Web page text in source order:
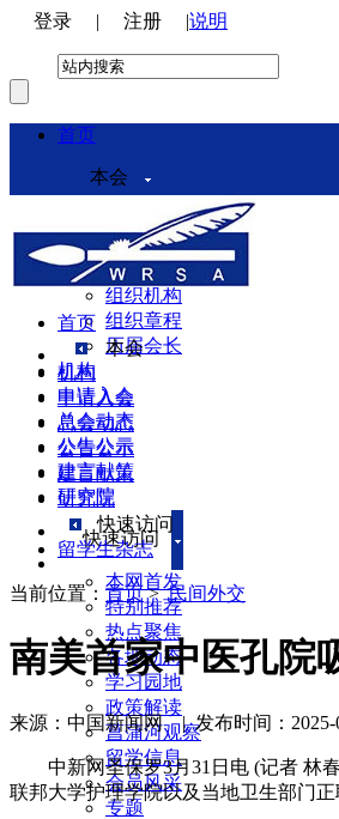
登录 | 注册 |说明
首页
本会
本会介绍
领导机构
理事会
组织机构
组织章程
历届会长
机构
申请入会
总会动态
公告公示
建言献策
研究院
快速访问
本网首发
特别推荐
热点聚焦
各地动态
学习园地
政策解读
菖蒲河观察
留学信息
会员风采
专题
首页
本会
机构
申请入会
总会动态
公告公示
建言献策
研究院
快速访问
留学生杂志
当前位置： 首页>民间外交
南美首家中医孔院
来源：中国新闻网 |发布时间：2025-
中新网圣保罗3月31日电 (记者 林春
联邦大学护理学院以及当地卫生部门